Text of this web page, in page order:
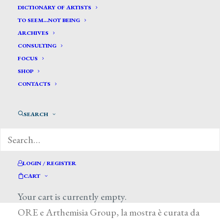
DICTIONARY OF ARTISTS
TO SEEM…NOT BEING
ARCHIVES
CONSULTING
FOCUS
SHOP
CONTACTS
SEARCH
LOGIN / REGISTER
CART
Your cart is currently empty.
Milano ospita la mostra “Il Simbolismo. Arte in
Europa dalla Belle Époque alla Grande Guerra”.
Promossa dal Comune di Milano-Cultura e
prodotta da 24 ORE Cultura – Gruppo 24
ORE e Arthemisia Group, la mostra è curata da